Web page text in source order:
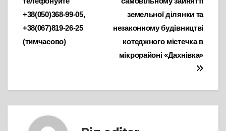
земельної ділянки та
незаконному будівництві
котеджного містечка в
мікрорайоні «Дахнівка»
+38(050)368-99-05,
+38(067)819-26-25
(тимчасово)